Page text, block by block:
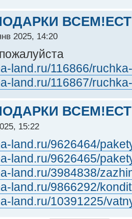
2025, 14:20
land.ru/116866/
land.ru/116867/
15:22
land.ru/9626464/
land.ru/9626465/
land.ru/3984838/
land.ru/9866292/
land.ru/10391225/